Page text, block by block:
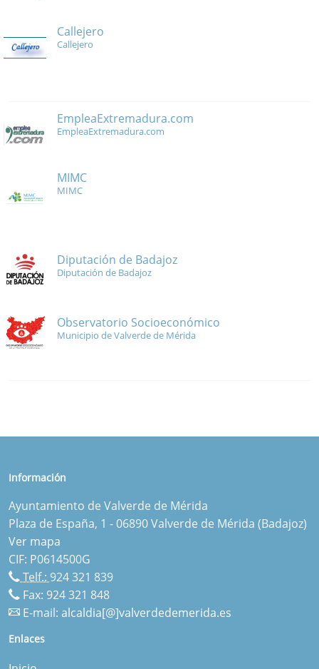
Callejero
Callejero
EmpleaExtremadura.com
EmpleaExtremadura.com
MIMC
MIMC
Diputación de Badajoz
Diputación de Badajoz
Observatorio Socioeconómico
Municipio de Valverde de Mérida
Información
Ayuntamiento de Valverde de Mérida
Plaza de España, 1 - 06890 Valverde de Mérida (Badajoz)
Ver mapa
CIF: P0614500G
Telf.: 924 321 839
Fax: 924 321 848
E-mail: alcaldia[@]valverdedemerida.es
Enlaces